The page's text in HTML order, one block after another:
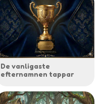
De vanligaste
efternamnen tappar